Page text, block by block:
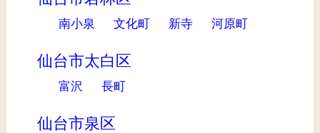
南小泉 文化町 新寺 河原町
仙台市太白区
富沢 長町
仙台市泉区